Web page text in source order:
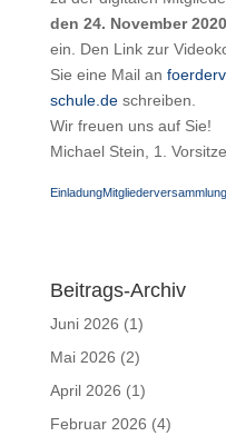
den 24. November
ein. Den Link zur
Sie eine Mail an
schule.deschreiben.
Wir freuen uns auf Sie!
Michael Stein, 1.
Beitrags-Archiv
Juni 2026 (1)
Mai 2026 (2)
April 2026 (1)
Februar 2026 (4)